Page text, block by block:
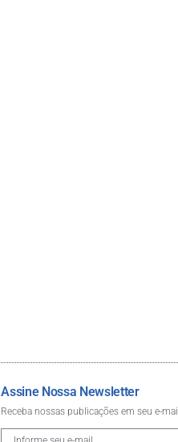
Assine Nossa Newsletter
Receba nossas publicações em seu e-mail